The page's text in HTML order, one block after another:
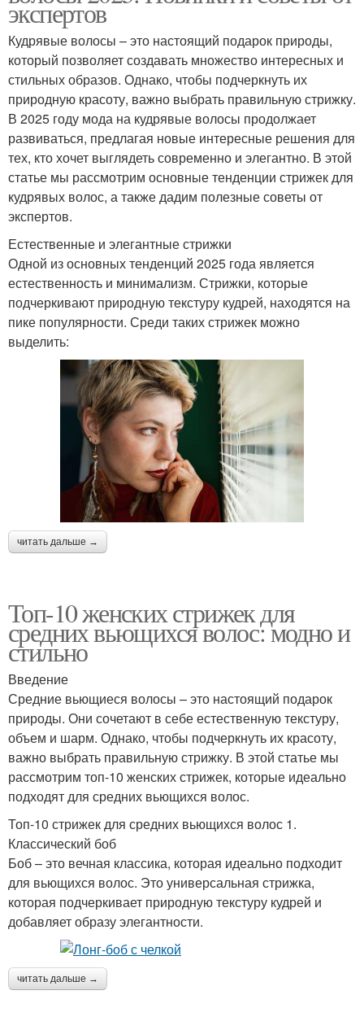
экспертов
Кудрявые волосы – это настоящий подарок природы,
который позволяет создавать множество интересных и
стильных образов. Однако, чтобы подчеркнуть их
природную красоту, важно выбрать правильную стрижку.
В 2025 году мода на кудрявые волосы продолжает
развиваться, предлагая новые интересные решения для
тех, кто хочет выглядеть современно и элегантно. В этой
статье мы рассмотрим основные тенденции стрижек для
кудрявых волос, а также дадим полезные советы от
экспертов.
Естественные и элегантные стрижки
Одной из основных тенденций 2025 года является
естественность и минимализм. Стрижки, которые
подчеркивают природную текстуру кудрей, находятся на
пике популярности. Среди таких стрижек можно
выделить:
читать дальше →
Топ-10 женских стрижек для
средних вьющихся волос: модно и
стильно
Введение
Средние вьющиеся волосы – это настоящий подарок
природы. Они сочетают в себе естественную текстуру,
объем и шарм. Однако, чтобы подчеркнуть их красоту,
важно выбрать правильную стрижку. В этой статье мы
рассмотрим топ-10 женских стрижек, которые идеально
подходят для средних вьющихся волос.
Топ-10 стрижек для средних вьющихся волос 1.
Классический боб
Боб – это вечная классика, которая идеально подходит
для вьющихся волос. Это универсальная стрижка,
которая подчеркивает природную текстуру кудрей и
добавляет образу элегантности.
читать дальше →